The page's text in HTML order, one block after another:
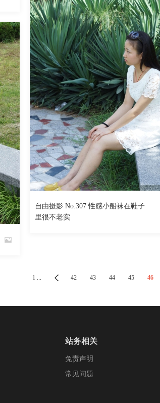
回复
620 阅读 0
By
自由摄影 No.307 性感小船袜在鞋子
里很不老实
1 ... 42 43 44 45 46
站务相关
免责声明
常见问题